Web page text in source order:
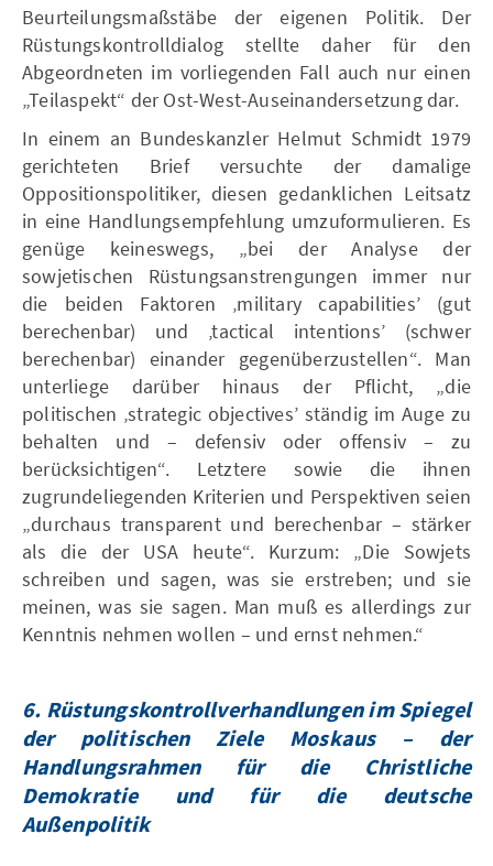
Beurteilungsmaßstäbe der eigenen Politik. Der
Rüstungskontrolldialog stellte daher für den
Abgeordneten im vorliegenden Fall auch nur einen
„Teilaspekt“ der Ost-West-Auseinandersetzung dar.
In einem an Bundeskanzler Helmut Schmidt 1979
gerichteten Brief versuchte der damalige
Oppositionspolitiker, diesen gedanklichen Leitsatz
in eine Handlungsempfehlung umzuformulieren. Es
genüge keineswegs, „bei der Analyse der
sowjetischen Rüstungsanstrengungen immer nur
die beiden Faktoren ‚military capabilities’ (gut
berechenbar) und ‚tactical intentions’ (schwer
berechenbar) einander gegenüberzustellen“. Man
unterliege darüber hinaus der Pflicht, „die
politischen ‚strategic objectives’ ständig im Auge zu
behalten und – defensiv oder offensiv – zu
berücksichtigen“. Letztere sowie die ihnen
zugrundeliegenden Kriterien und Perspektiven seien
„durchaus transparent und berechenbar – stärker
als die der USA heute“. Kurzum: „Die Sowjets
schreiben und sagen, was sie erstreben; und sie
meinen, was sie sagen. Man muß es allerdings zur
Kenntnis nehmen wollen – und ernst nehmen.“
6. Rüstungskontrollverhandlungen im Spiegel
der politischen Ziele Moskaus – der
Handlungsrahmen für die Christliche
Demokratie und für die deutsche
Außenpolitik